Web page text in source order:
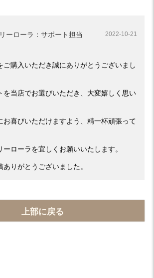
ーローラ：サポート担当 2022-10-21
ご購入いただき誠にありがとうございまし
を当店でお選びいただき、大変嬉しく思い
お喜びいただけますよう、精一杯頑張って
ローラを宜しくお願いいたします。
ありがとうございました。
上部に戻る